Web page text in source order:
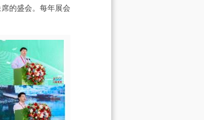
的盛会。每年展会